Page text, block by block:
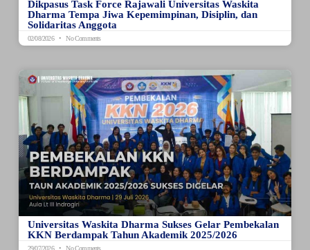
Dikpasus Task Force Rajawali Universitas Waskita
Dharma Tempa Jiwa Kepemimpinan, Disiplin, dan
Solidaritas Anggota
02/08/2026 No Comments
Universitas Waskita Dharma Sukses Gelar Pembekalan
KKN Berdampak Tahun Akademik 2025/2026